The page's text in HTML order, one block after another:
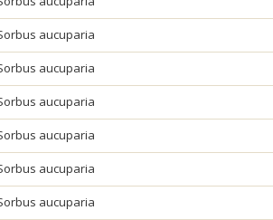
aucuparia
aucuparia
aucuparia
aucuparia
aucuparia
aucuparia